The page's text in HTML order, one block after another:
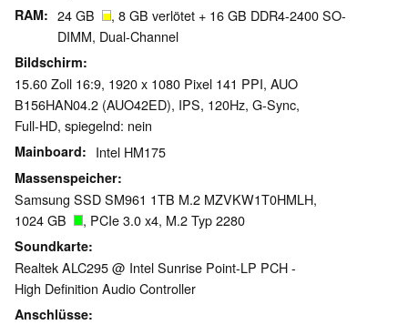
RAM 24 GB
, 8 GB verlötet + 16 GB DDR4-2400 SO-
DIMM, Dual-Channel
Bildschirm
15.60 Zoll 16:9, 1920 x 1080 Pixel 141 PPI, AUO
B156HAN04.2 (AUO42ED), IPS, 120Hz, G-Sync,
Full-HD, spiegelnd: nein
Mainboard Intel HM175
Massenspeicher
Samsung SSD SM961 1TB M.2 MZVKW1T0HMLH,
1024 GB
, PCIe 3.0 x4, M.2 Typ 2280
Soundkarte
Realtek ALC295 @ Intel Sunrise Point-LP PCH -
High Definition Audio Controller
Anschlüsse